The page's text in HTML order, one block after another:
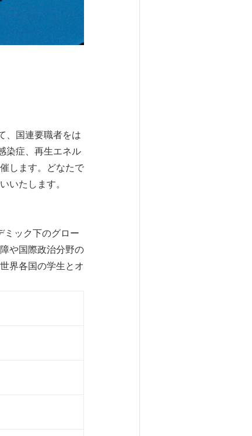
、国連要職者をは
染症、再生エネル
します。どなたで
いたします。
ミック下のグロー
や国際政治分野の
界各国の学生とオ